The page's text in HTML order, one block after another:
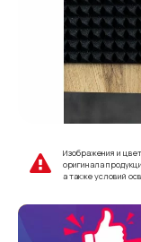
Изображения и
оригинала
а также условий